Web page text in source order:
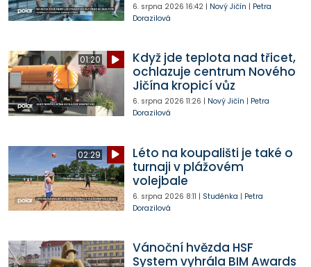
6. srpna 2026 16:42| Nový Jičín | Petra
Dorazilová
01:20
Když jde teplota nad třicet,
ochlazuje centrum Nového
Jičína kropicí vůz
6. srpna 2026 11:26 | Nový Jičín | Petra
Dorazilová
02:29
Léto na koupališti je také o
turnaji v plážovém
volejbale
6. srpna 2026 8:11 | Studénka | Petra
Dorazilová
Vánoční hvězda HSF
System vyhrála BIM Awards